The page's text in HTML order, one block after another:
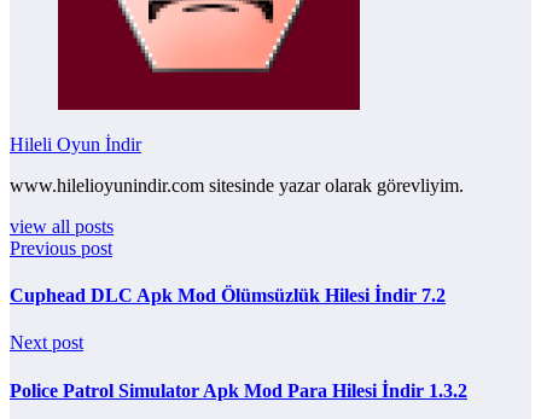
Hileli Oyun İndir
www.hilelioyunindir.com sitesinde yazar olarak görevliyim.
view all posts
Previous post
Cuphead DLC Apk Mod Ölümsüzlük Hilesi İndir 7.2
Next post
Police Patrol Simulator Apk Mod Para Hilesi İndir 1.3.2